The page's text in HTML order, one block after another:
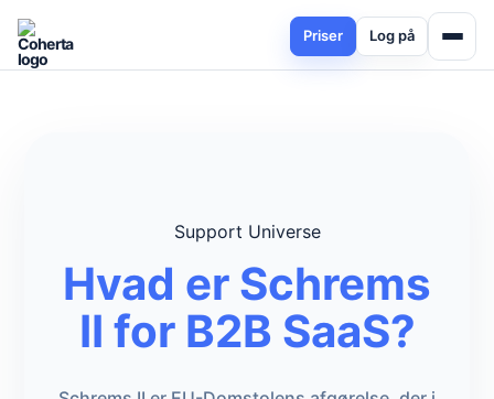
Priser Log på
Support Universe
Hvad er Schrems
II for B2B SaaS?